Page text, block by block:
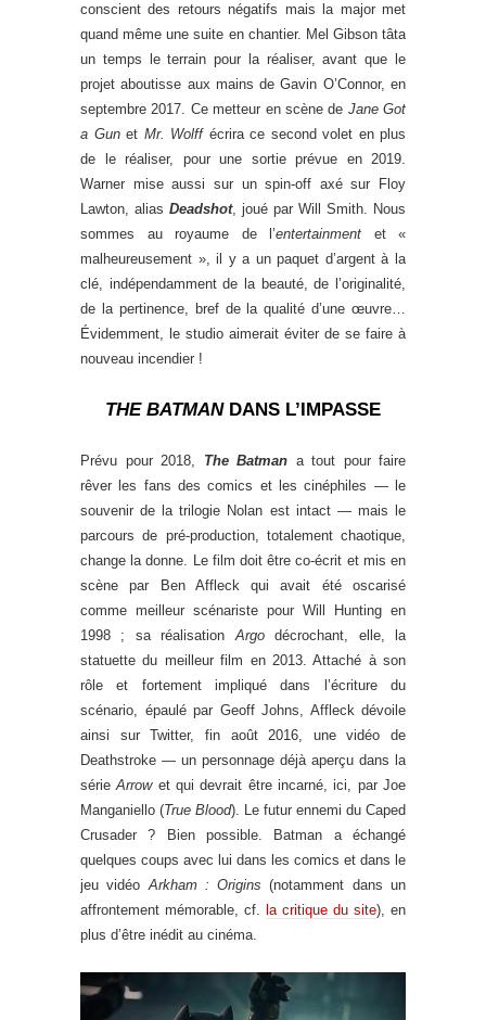
conscient des retours négatifs mais la major met
quand même une suite en chantier. Mel Gibson tâta
un temps le terrain pour la réaliser, avant que le
projet aboutisse aux mains de Gavin O’Connor, en
septembre 2017. Ce metteur en scène de Jane Got
a Gunet Mr. Wolffécrira ce second volet en plus
de le réaliser, pour une sortie prévue en 2019.
Warner mise aussi sur un spin-off axé sur Floy
Lawton, alias Deadshot, joué par Will Smith. Nous
sommes au royaume de l’entertainment et «
malheureusement », il y a un paquet d’argent à la
clé, indépendamment de la beauté, de l’originalité,
de la pertinence, bref de la qualité d’une œuvre…
Évidemment, le studio aimerait éviter de se faire à
nouveau incendier !
THE BATMANDANS L’IMPASSE
Prévu pour 2018, The Batman a tout pour faire
rêver les fans des comics et les cinéphiles — le
souvenir de la trilogie Nolan est intact — mais le
parcours de pré-production, totalement chaotique,
change la donne. Le film doit être co-écrit et mis en
scène par Ben Affleck qui avait été oscarisé
comme meilleur scénariste pour Will Hunting en
1998 ; sa réalisationArgodécrochant, elle, la
statuette du meilleur film en 2013. Attaché à son
rôle et fortement impliqué dans l’écriture du
scénario, épaulé par Geoff Johns, Affleck dévoile
ainsi sur Twitter, fin août 2016, une vidéo de
Deathstroke — un personnage déjà aperçu dans la
sérieArrowet qui devrait être incarné, ici, par Joe
Manganiello (True Blood). Le futur ennemi du Caped
Crusader ? Bien possible. Batman a échangé
quelques coups avec lui dans les comics et dans le
jeu vidéoArkham : Origins (notamment dans un
affrontement mémorable, cf. la critique du site), en
plus d’être inédit au cinéma.